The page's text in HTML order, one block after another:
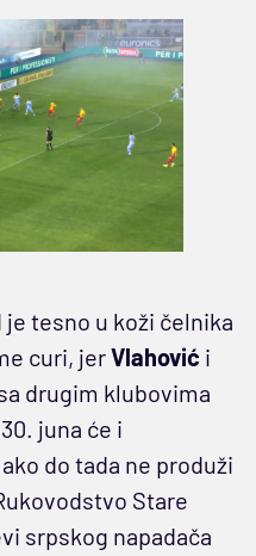
tesno u koži čelnika
curi, jerVlahović i
drugim klubovima
juna će i
do tada ne produži
Stare
srpskog napadača